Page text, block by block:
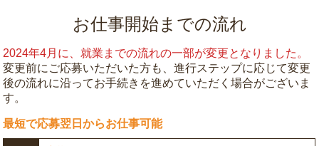
お仕事開始までの流れ
2024年4月に、就業までの流れの一部が変更となりました。
変更前にご応募いただいた方も、進行ステップに応じて変更
後の流れに沿ってお手続きを進めていただく場合がございま
す。
最短で応募翌日からお仕事可能